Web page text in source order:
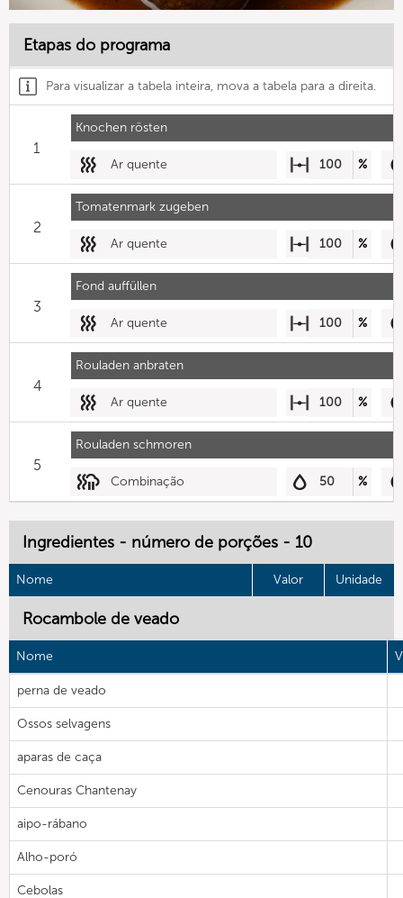
Etapas do programa
Para visualizar a tabela inteira, mova a tabela para a direita.
Knochen rösten
1
Ar quente 100 %
Tomatenmark zugeben
2
Ar quente 100 %
Fond auffüllen
3
Ar quente 100 %
Rouladen anbraten
4
Ar quente 100 %
Rouladen schmoren
5
Combinação 50 %
Ingredientes - número de porções - 10
Nome Valor Unidade
Rocambole de veado
Nome
perna de veado
Ossos selvagens
aparas de caça
Cenouras Chantenay
aipo-rábano
Alho-poró
Cebolas